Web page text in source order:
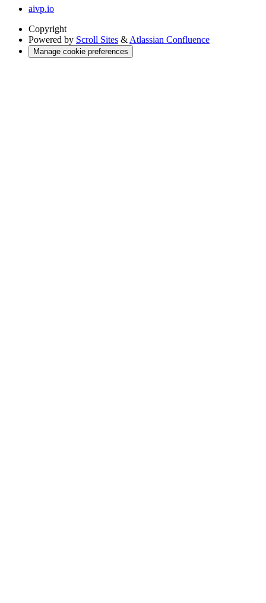
aivp.io
Copyright
Powered by Scroll Sites & Atlassian Confluence
Manage cookie preferences